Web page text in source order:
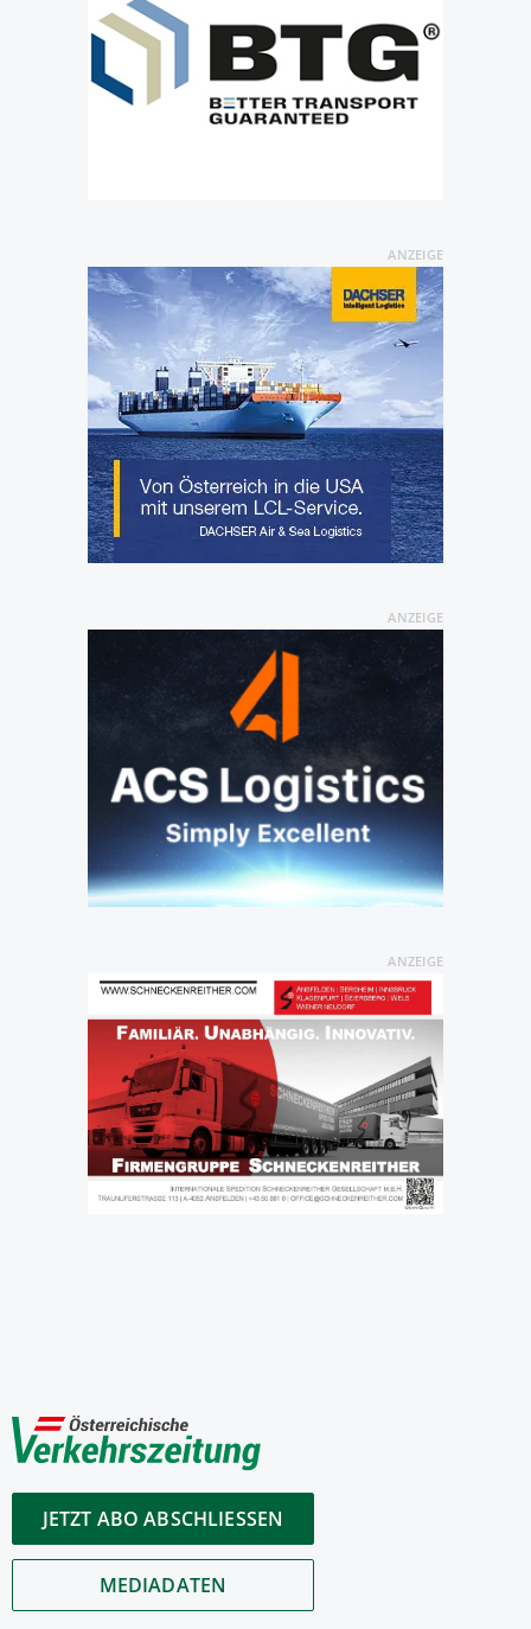
ANZEIGE
ANZEIGE
ANZEIGE
JETZT ABO ABSCHLIESSEN
MEDIADATEN